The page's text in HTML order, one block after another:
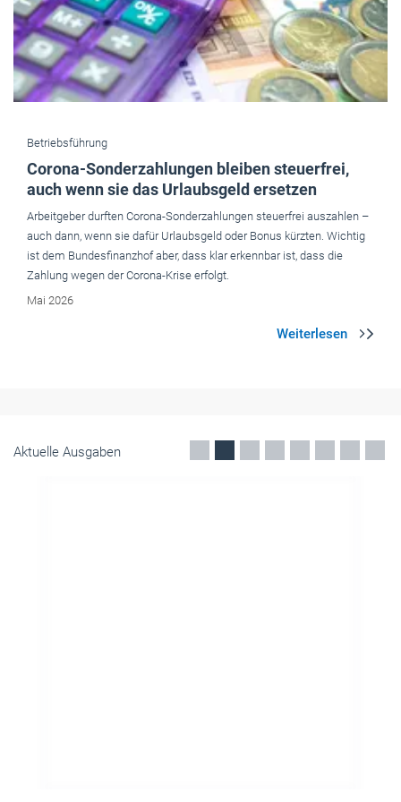
Betriebsführung
Corona-Sonderzahlungen bleiben steuerfrei,
auch wenn sie das Urlaubsgeld ersetzen
Arbeitgeber durften Corona-Sonderzahlungen steuerfrei auszahlen –
auch dann, wenn sie dafür Urlaubsgeld oder Bonus kürzten. Wichtig
ist dem Bundesfinanzhof aber, dass klar erkennbar ist, dass die
Zahlung wegen der Corona-Krise erfolgt.
Mai 2026
Aktuelle Ausgaben